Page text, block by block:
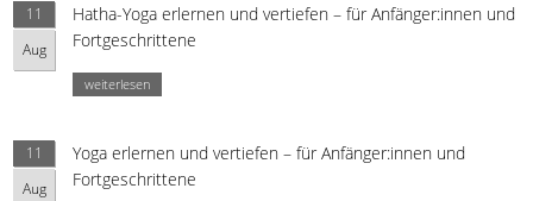
11
Aug
Hatha-Yoga erlernen und vertiefen – für Anfänger:innen und
Fortgeschrittene
weiterlesen
11
Aug
Yoga erlernen und vertiefen – für Anfänger:innen und
Fortgeschrittene